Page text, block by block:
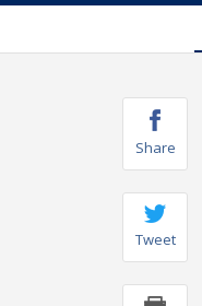
Share
Tweet